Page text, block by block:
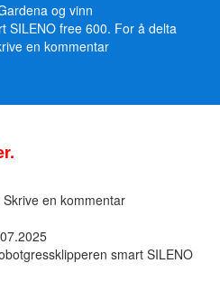
og vinn
SILENO free 600. For å delta
en kommentar
Skrive en kommentar
smart SILENO